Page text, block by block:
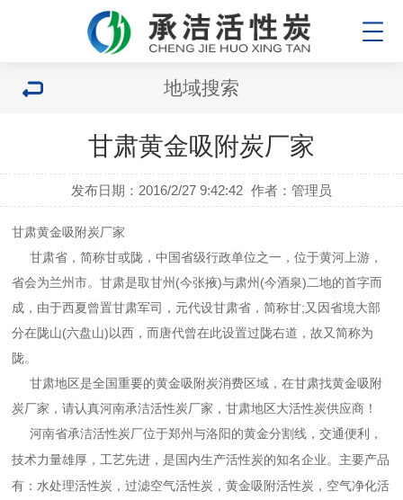
地域搜索
甘肃黄金吸附炭厂家
发布日期：2016/2/27 9:42:42 作者：管理员
甘肃黄金吸附炭厂家
甘肃省，简称甘或陇，中国省级行政单位之一，位于黄河上游，
省会为兰州市。甘肃是取甘州(今张掖)与肃州(今酒泉)二地的首字而
成，由于西夏曾置甘肃军司，元代设甘肃省，简称甘;又因省境大部
分在陇山(六盘山)以西，而唐代曾在此设置过陇右道，故又简称为
陇。
甘肃地区是全国重要的黄金吸附炭消费区域，在甘肃找黄金吸附
炭厂家，请认真河南承洁活性炭厂家，甘肃地区大活性炭供应商！
河南省承洁活性炭厂位于郑州与洛阳的黄金分割线，交通便利，
技术力量雄厚，工艺先进，是国内生产活性炭的知名企业。主要产品
有：水处理活性炭，过滤空气活性炭，黄金吸附活性炭，空气净化活